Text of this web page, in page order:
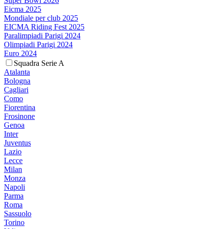
Eicma 2025
Mondiale per club 2025
EICMA Riding Fest 2025
Paralimpiadi Parigi 2024
Olimpiadi Parigi 2024
Euro 2024
Squadra Serie A
Atalanta
Bologna
Cagliari
Como
Fiorentina
Frosinone
Genoa
Inter
Juventus
Lazio
Lecce
Milan
Monza
Napoli
Parma
Roma
Sassuolo
Torino